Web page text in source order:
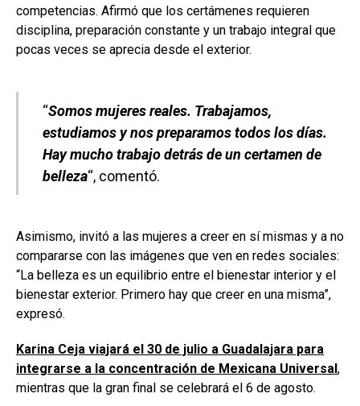
competencias. Afirmó que los certámenes requieren
disciplina, preparación constante y un trabajo integral que
pocas veces se aprecia desde el exterior.
“Somos mujeres reales. Trabajamos,
estudiamos y nos preparamos todos los días.
Hay mucho trabajo detrás de un certamen de
belleza“, comentó.
Asimismo, invitó a las mujeres a creer en sí mismas y a no
compararse con las imágenes que ven en redes sociales:
“La belleza es un equilibrio entre el bienestar interior y el
bienestar exterior. Primero hay que creer en una misma”,
expresó.
Karina Ceja viajará el 30 de julio a Guadalajara para
integrarse a la concentración de Mexicana Universal,
mientras que la gran final se celebrará el 6 de agosto.